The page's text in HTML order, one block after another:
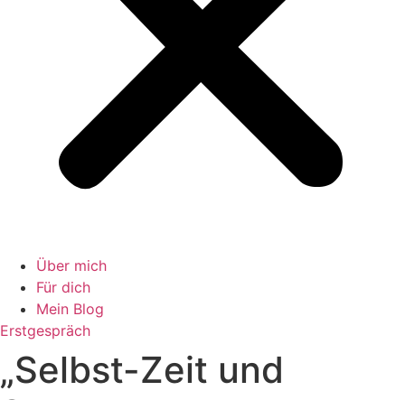
Über mich
Für dich
Mein Blog
Erstgespräch
„Selbst-Zeit und